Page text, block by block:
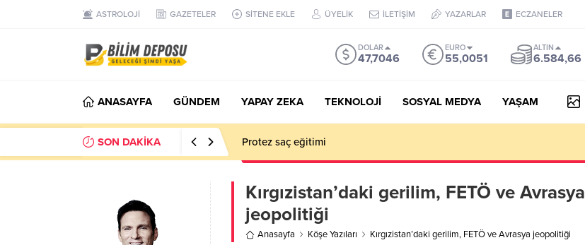
ASTROLOJİ GAZETELER SİTENE EKLE ÜYELİK İLETİŞİM YAZARLAR ECZANELER
DOLAR
47,7046
EURO
55,0051
ALTIN
6.584,66
ANASAYFA GÜNDEM YAPAY ZEKA TEKNOLOJİ SOSYAL MEDYA YAŞAM
SON DAKİKA Protez saç eğitimi
Kırgızistan’daki gerilim, FETÖ ve Avrasya
jeopolitiği
Anasayfa Köşe Yazıları Kırgızistan’daki gerilim, FETÖ ve Avrasya jeopolitiği